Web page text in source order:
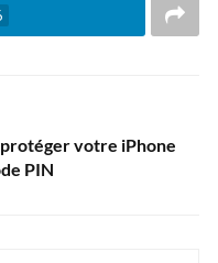
votre iPhone
PIN